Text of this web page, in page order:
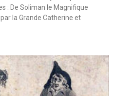
: De Soliman le Magnifique
la Grande Catherine et